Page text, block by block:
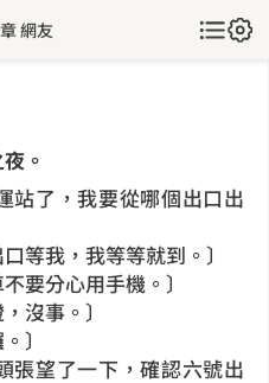
網友
。
了，我要從哪個出口出
我，我等等就到。〕
分心用手機。〕
沒事。〕
〕
望了一下，確認六號出